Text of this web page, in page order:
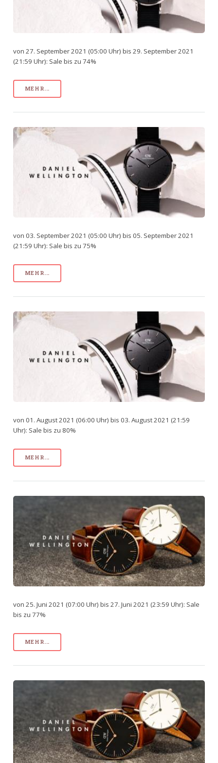
von 27. September 2021 (05:00 Uhr) bis 29. September 2021
(21:59 Uhr): Sale bis zu 74%
MEHR...
von 03. September 2021 (05:00 Uhr) bis 05. September 2021
(21:59 Uhr): Sale bis zu 75%
MEHR...
von 01. August 2021 (06:00 Uhr) bis 03. August 2021 (21:59
Uhr): Sale bis zu 80%
MEHR...
von 25. Juni 2021 (07:00 Uhr) bis 27. Juni 2021 (23:59 Uhr): Sale
bis zu 77%
MEHR...